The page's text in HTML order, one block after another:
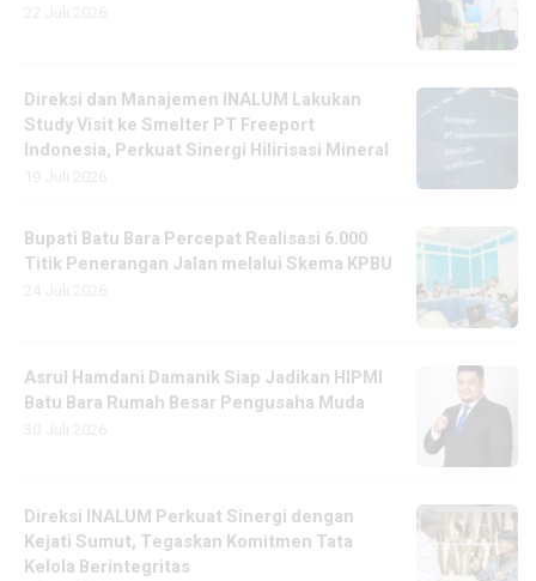
Direksi dan Manajemen INALUM Lakukan
Study Visit ke Smelter PT Freeport
Indonesia, Perkuat Sinergi Hilirisasi Mineral
Bupati Batu Bara Percepat Realisasi 6.000
Titik Penerangan Jalan melalui Skema KPBU
Asrul Hamdani Damanik Siap Jadikan HIPMI
Batu Bara Rumah Besar Pengusaha Muda
Direksi INALUM Perkuat Sinergi dengan
Kejati Sumut, Tegaskan Komitmen Tata
Kelola Berintegritas